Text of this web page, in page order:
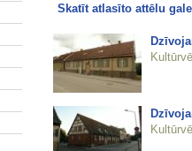
Skatīt atlasīto attēlu